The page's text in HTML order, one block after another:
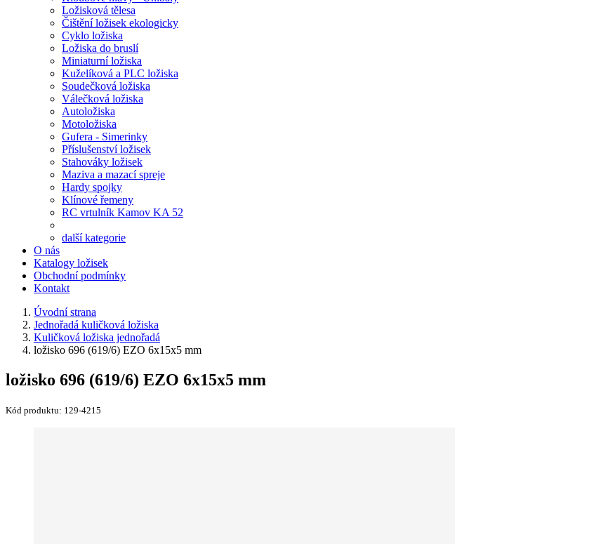
Ložisková tělesa
Čištění ložisek ekologicky
Cyklo ložiska
Ložiska do bruslí
Miniaturní ložiska
Kuželíková a PLC ložiska
Soudečková ložiska
Válečková ložiska
Autoložiska
Motoložiska
Gufera - Simerinky
Příslušenství ložisek
Stahováky ložisek
Maziva a mazací spreje
Hardy spojky
Klínové řemeny
RC vrtulník Kamov KA 52
další kategorie
O nás
Katalogy ložisek
Obchodní podmínky
Kontakt
Úvodní strana
Jednořadá kuličková ložiska
Kuličková ložiska jednořadá
ložisko 696 (619/6) EZO 6x15x5 mm
ložisko 696 (619/6) EZO 6x15x5 mm
Kód produktu: 129-4215